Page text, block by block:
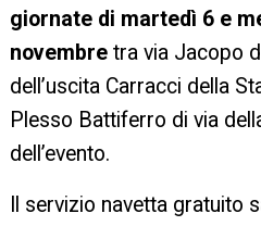
giornate di martedì 6 e
novembre tra via Jacopo
dell’uscita Carracci della
Plesso Battiferro di via
dell’evento.
Il servizio navetta gratuito